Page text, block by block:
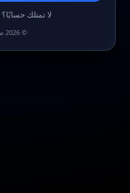
لا تمتلك حسابًا؟
© 2026 صحيفة الوسط